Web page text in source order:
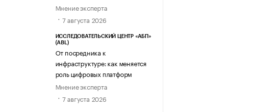
Мнение эксперта
7 августа 2026
ИССЛЕДОВАТЕЛЬСКИЙ ЦЕНТР «АБП»
(ABL)
От посредника к
инфраструктуре: как меняется
роль цифровых платформ
Мнение эксперта
7 августа 2026